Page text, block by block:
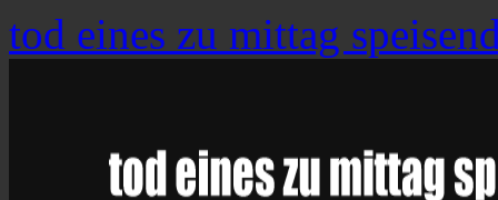
tod eines zu mittag